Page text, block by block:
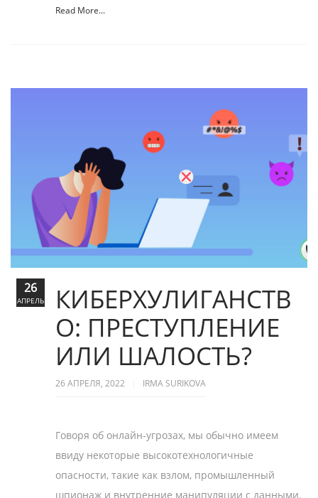
Read More...
КИБЕРХУЛИГАНСТВ
О: ПРЕСТУПЛЕНИЕ
ИЛИ ШАЛОСТЬ?
26 АПРЕЛЯ, 2022 IRMA SURIKOVA
Говоря об онлайн-угрозах, мы обычно имеем
ввиду некоторые высокотехнологичные
опасности, такие как взлом, промышленный
шпионаж и внутренние манипуляции с данными.
26
АПРЕЛЬ